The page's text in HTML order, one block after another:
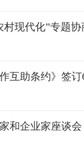
现代化”专题协
互助条约》签
和企业家座谈会